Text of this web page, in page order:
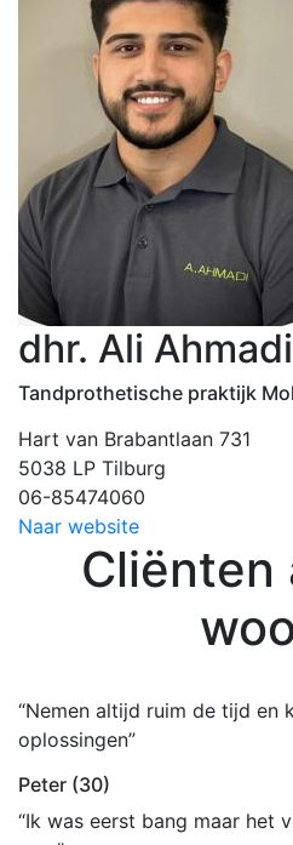
dhr. Ali Ahmadi
Tandprothetische praktijk
Hart van Brabantlaan 731
5038 LP Tilburg
06-85474060
Naar website
Cliënten
“Nemen altijd ruim de tijd en
oplossingen”
Peter (30)
“Ik was eerst bang maar het